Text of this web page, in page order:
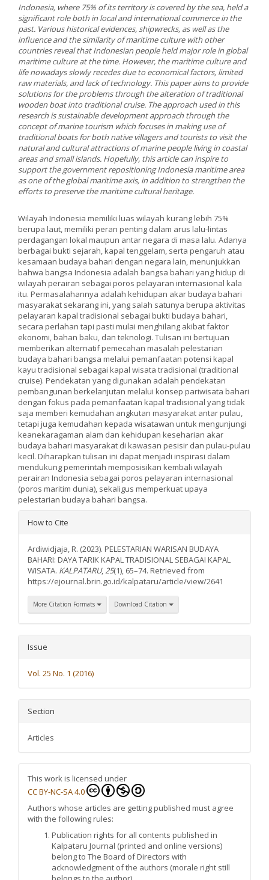
Indonesia, where 75% of its territory is covered by the sea, held a
significant role both in local and international commerce in the
past. Various historical evidences, shipwrecks, as well as the
influence and the similarity of maritime culture with other
countries reveal that Indonesian people held major role in global
maritime culture at the time. However, the maritime culture and
life nowadays slowly recedes due to economical factors, limited
raw materials, and lack of technology. This paper aims to provide
solutions for the problems through the alteration of traditional
wooden boat into traditional cruise. The approach used in this
research is sustainable development approach through the
concept of marine tourism which focuses in making use of
traditional boats for both native villagers and tourists to visit the
natural and cultural attractions of marine people living in coastal
areas and small islands. Hopefully, this article can inspire to
support the government repositioning Indonesia maritime area
as one of the global maritime axis, in addition to strengthen the
efforts to preserve the maritime cultural heritage.
Wilayah Indonesia memiliki luas wilayah kurang lebih 75%
berupa laut, memiliki peran penting dalam arus lalu-lintas
perdagangan lokal maupun antar negara di masa lalu. Adanya
berbagai bukti sejarah, kapal tenggelam, serta pengaruh atau
kesamaan budaya bahari dengan negara lain, menunjukkan
bahwa bangsa Indonesia adalah bangsa bahari yang hidup di
wilayah perairan sebagai poros pelayaran internasional kala
itu. Permasalahannya adalah kehidupan akar budaya bahari
masyarakat sekarang ini, yang salah satunya berupa aktivitas
pelayaran kapal tradisional sebagai bukti budaya bahari,
secara perlahan tapi pasti mulai menghilang akibat faktor
ekonomi, bahan baku, dan teknologi. Tulisan ini bertujuan
memberikan alternatif pemecahan masalah pelestarian
budaya bahari bangsa melalui pemanfaatan potensi kapal
kayu tradisional sebagai kapal wisata tradisional (traditional
cruise). Pendekatan yang digunakan adalah pendekatan
pembangunan berkelanjutan melalui konsep pariwisata bahari
dengan fokus pada pemanfaatan kapal tradisional yang tidak
saja memberi kemudahan angkutan masyarakat antar pulau,
tetapi juga kemudahan kepada wisatawan untuk mengunjungi
keanekaragaman alam dan kehidupan keseharian akar
budaya bahari masyarakat di kawasan pesisir dan pulau-pulau
kecil. Diharapkan tulisan ini dapat menjadi inspirasi dalam
mendukung pemerintah memposisikan kembali wilayah
perairan Indonesia sebagai poros pelayaran internasional
(poros maritim dunia), sekaligus memperkuat upaya
pelestarian budaya bahari bangsa.
Article
How to Cite
Ardiwidjaja, R. (2023). PELESTARIAN WARISAN BUDAYA
BAHARI: DAYA TARIK KAPAL TRADISIONAL SEBAGAI KAPAL
WISATA. KALPATARU,25(1), 65–74. Retrieved from
https://ejournal.brin.go.id/kalpataru/article/view/2641
More Citation Formats Download Citation
Issue
Vol. 25 No. 1 (2016)
Section
Articles
This work is licensed under
CC BY-NC-SA 4.0
Authors whose articles are getting published must agree
with the following rules:
Publication rights for all contents published in
Kalpataru Journal (printed and online versions)
belong to The Board of Directors with
acknowledgment of the authors (morale right still